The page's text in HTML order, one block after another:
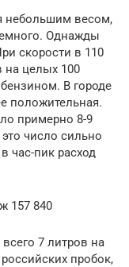
небольшим весом,
Однажды
скорости в 110
на целых 100
В городе
положительная.
примерно 8-9
число сильно
час-пик расход
157 840
7 литров на
пробок,